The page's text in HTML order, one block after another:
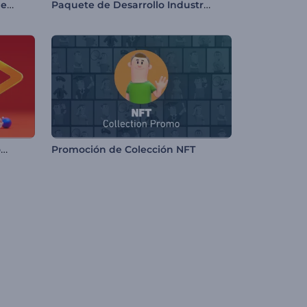
Opener para la celebración de cumpleaños Paquete de Desarrollo Industrial
Revelación del logo en un domo de nieve Promoción de Colección NFT